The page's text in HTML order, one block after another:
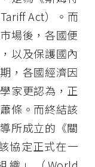
Act）。而
場後，各國便
以及保護國內
，各國經濟因
家更認為，正
條。而終結該
所成立的《關
協定正式在一